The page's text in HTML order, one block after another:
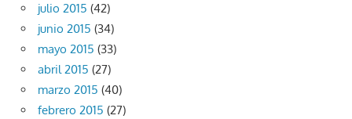
julio 2015 (42)
junio 2015 (34)
mayo 2015 (33)
abril 2015 (27)
marzo 2015 (40)
febrero 2015 (27)